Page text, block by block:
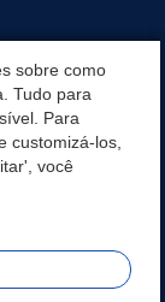
sobre como
Tudo para
Para
customizá-los,
você